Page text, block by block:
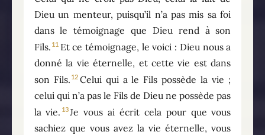
Dieu un menteur, puisqu’il n’a pas mis sa foi
dans le témoignage que Dieu rend à son
Fils. 11 Et ce témoignage, le voici : Dieu nous a
donné la vie éternelle, et cette vie est dans
son Fils. 12 Celui qui a le Fils possède la vie ;
celui qui n’a pas le Fils de Dieu ne possède pas
la vie. 13Je vous ai écrit cela pour que vous
sachiez que vous avez la vie éternelle, vous